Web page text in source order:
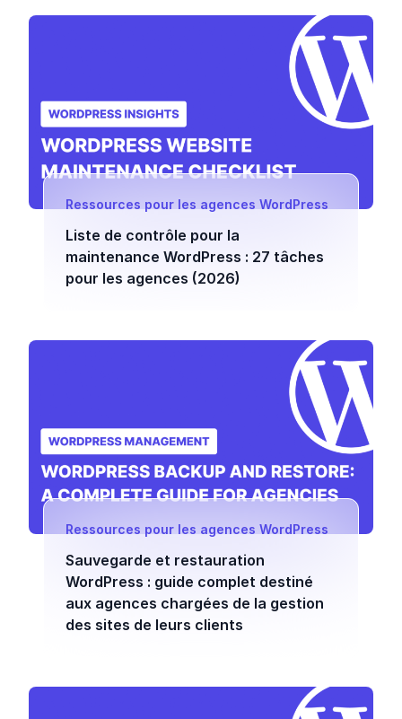
Ressources pour les agences WordPress
Liste de contrôle pour la
maintenance WordPress : 27 tâches
pour les agences (2026)
Ressources pour les agences WordPress
Sauvegarde et restauration
WordPress : guide complet destiné
aux agences chargées de la gestion
des sites de leurs clients